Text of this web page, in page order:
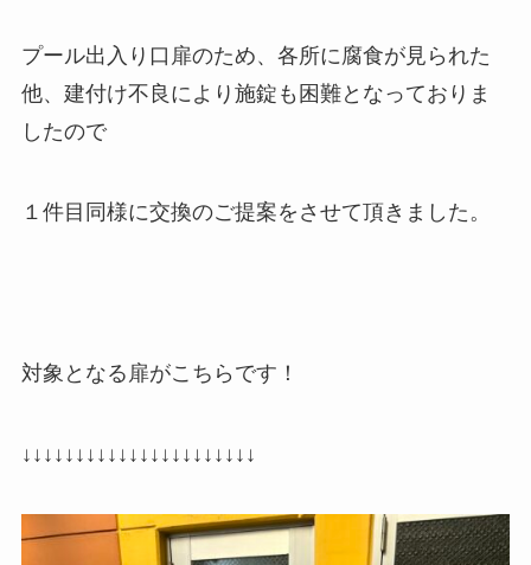
プール出入り口扉のため、各所に腐食が見られた
他、建付け不良により施錠も困難となっておりま
したので
１件目同様に交換のご提案をさせて頂きました。
対象となる扉がこちらです！
↓↓↓↓↓↓↓↓↓↓↓↓↓↓↓↓↓↓↓↓↓↓